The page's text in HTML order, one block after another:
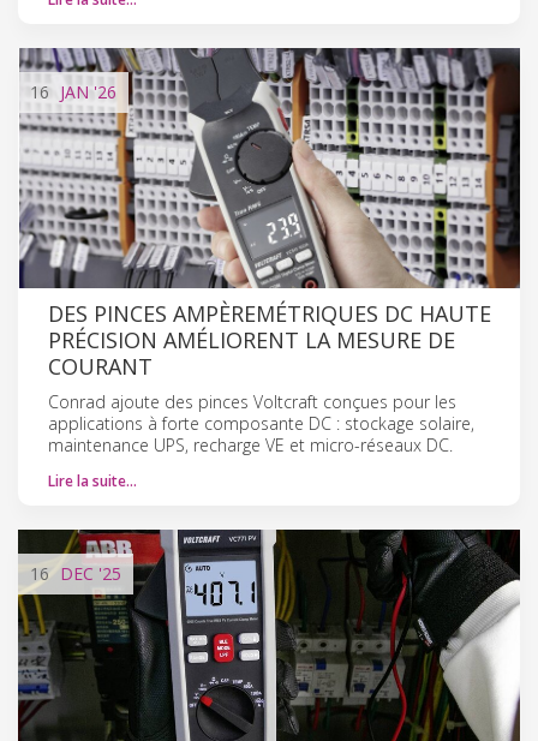
16 JAN '26
DES PINCES AMPÈREMÉTRIQUES DC HAUTE
PRÉCISION AMÉLIORENT LA MESURE DE
COURANT
Conrad ajoute des pinces Voltcraft conçues pour les
applications à forte composante DC : stockage solaire,
maintenance UPS, recharge VE et micro-réseaux DC.
Lire la suite…
16 DEC '25